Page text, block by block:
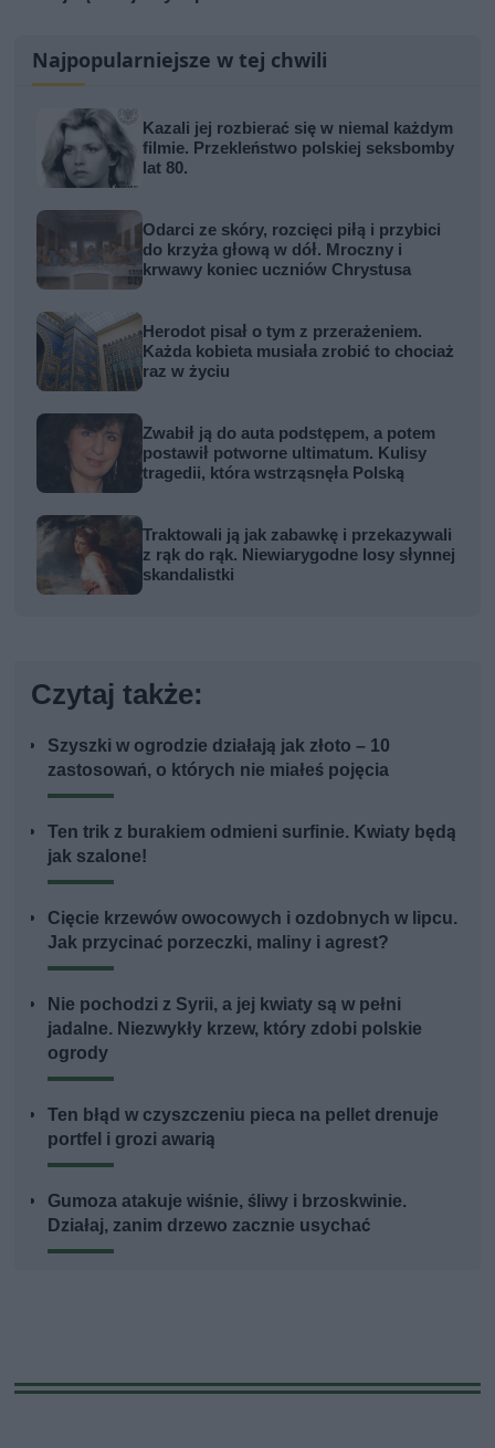
Najpopularniejsze w tej chwili
Kazali jej rozbierać się w niemal każdym
filmie. Przekleństwo polskiej seksbomby
lat 80.
Odarci ze skóry, rozcięci piłą i przybici
do krzyża głową w dół. Mroczny i
krwawy koniec uczniów Chrystusa
Herodot pisał o tym z przerażeniem.
Każda kobieta musiała zrobić to chociaż
raz w życiu
Zwabił ją do auta podstępem, a potem
postawił potworne ultimatum. Kulisy
tragedii, która wstrząsnęła Polską
Traktowali ją jak zabawkę i przekazywali
z rąk do rąk. Niewiarygodne losy słynnej
skandalistki
Czytaj także:
Szyszki w ogrodzie działają jak złoto – 10
zastosowań, o których nie miałeś pojęcia
Ten trik z burakiem odmieni surfinie. Kwiaty będą
jak szalone!
Cięcie krzewów owocowych i ozdobnych w lipcu.
Jak przycinać porzeczki, maliny i agrest?
Nie pochodzi z Syrii, a jej kwiaty są w pełni
jadalne. Niezwykły krzew, który zdobi polskie
ogrody
Ten błąd w czyszczeniu pieca na pellet drenuje
portfel i grozi awarią
Gumoza atakuje wiśnie, śliwy i brzoskwinie.
Działaj, zanim drzewo zacznie usychać